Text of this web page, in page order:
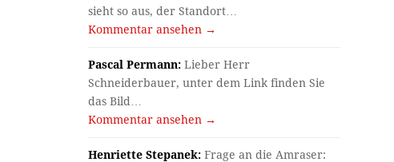
sieht so aus, der Standort…
Kommentar ansehen →
Pascal Permann: Lieber Herr
Schneiderbauer, unter dem Link finden Sie
das Bild…
Kommentar ansehen →
Henriette Stepanek: Frage an die Amraser: